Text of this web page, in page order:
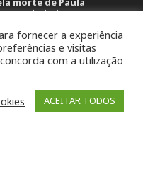
Soledade
dois
por duplo
Barros Cassal
rochas bloqueará
386 em Soledade
(7)
fornecer a experiência
e visitas
com a utilização
ACEITAR TODOS